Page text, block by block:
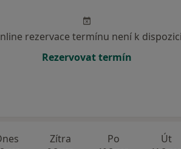
rezervace termínu není k dispozici
Rezervovat termín
Zítra Po Út